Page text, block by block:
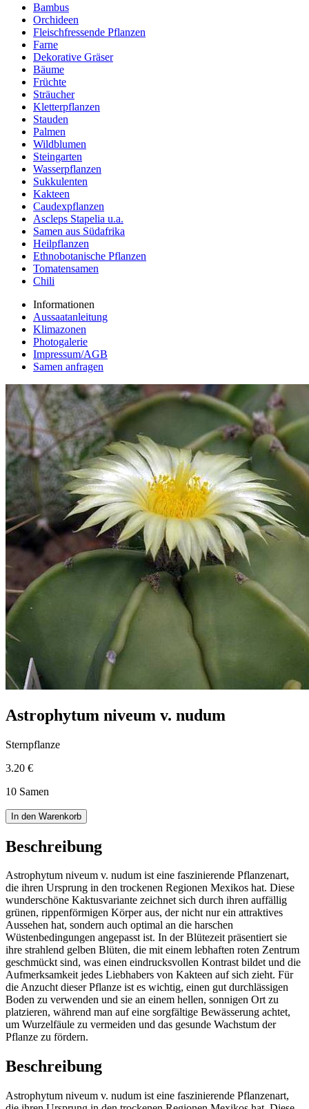
Bambus
Orchideen
Fleischfressende Pflanzen
Farne
Dekorative Gräser
Bäume
Früchte
Sträucher
Kletterpflanzen
Stauden
Palmen
Wildblumen
Steingarten
Wasserpflanzen
Sukkulenten
Kakteen
Caudexpflanzen
Ascleps Stapelia u.a.
Samen aus Südafrika
Heilpflanzen
Ethnobotanische Pflanzen
Tomatensamen
Chili
Informationen
Aussaatanleitung
Klimazonen
Photogalerie
Impressum/AGB
Samen anfragen
Astrophytum niveum v. nudum
Sternpflanze
3.20 €
10 Samen
In den Warenkorb
Beschreibung
Astrophytum niveum v. nudum ist eine faszinierende Pflanzenart,
die ihren Ursprung in den trockenen Regionen Mexikos hat. Diese
wunderschöne Kaktusvariante zeichnet sich durch ihren auffällig
grünen, rippenförmigen Körper aus, der nicht nur ein attraktives
Aussehen hat, sondern auch optimal an die harschen
Wüstenbedingungen angepasst ist. In der Blütezeit präsentiert sie
ihre strahlend gelben Blüten, die mit einem lebhaften roten Zentrum
geschmückt sind, was einen eindrucksvollen Kontrast bildet und die
Aufmerksamkeit jedes Liebhabers von Kakteen auf sich zieht. Für
die Anzucht dieser Pflanze ist es wichtig, einen gut durchlässigen
Boden zu verwenden und sie an einem hellen, sonnigen Ort zu
platzieren, während man auf eine sorgfältige Bewässerung achtet,
um Wurzelfäule zu vermeiden und das gesunde Wachstum der
Pflanze zu fördern.
Beschreibung
Astrophytum niveum v. nudum ist eine faszinierende Pflanzenart,